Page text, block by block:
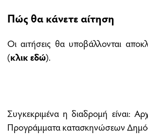
Πώς θα κάνετε αίτηση
Οι αιτήσεις θα υποβάλλονται
(κλικ εδώ).
Συγκεκριμένα η διαδρομή είναι:
Προγράμματα κατασκηνώσεων